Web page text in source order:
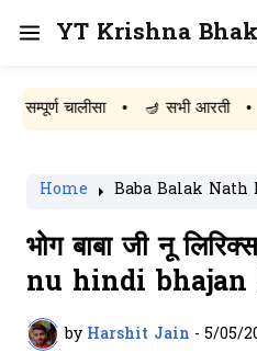
YT Krishna
चालीसा • 🪔 सभी आरती • 🎵
Home Baba Balak Nath
भोग बाबा जी नू
nu hindi
by Harshit Jain - 5/05/